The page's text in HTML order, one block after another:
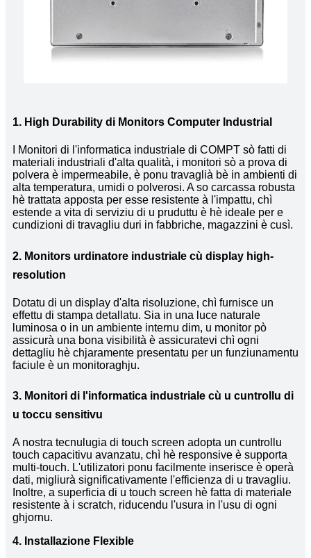
1. High Durability di Monitors Computer Industrial
I Monitori di l'informatica industriale di COMPT sò fatti di
materiali industriali d'alta qualità, i monitori sò a prova di
polvera è impermeabile, è ponu travaglià bè in ambienti di
alta temperatura, umidi o polverosi. A so carcassa robusta
hè trattata apposta per esse resistente à l'impattu, chì
estende a vita di serviziu di u pruduttu è hè ideale per e
cundizioni di travagliu duri in fabbriche, magazzini è cusì.
2. Monitors urdinatore industriale cù display high-
resolution
Dotatu di un display d'alta risoluzione, chì furnisce un
effettu di stampa detallatu. Sia in una luce naturale
luminosa o in un ambiente internu dim, u monitor pò
assicurà una bona visibilità è assicuratevi chì ogni
dettagliu hè chjaramente presentatu per un funziunamentu
faciule è un monitoraghju.
3. Monitori di l'informatica industriale cù u cuntrollu di
u toccu sensitivu
A nostra tecnulugia di touch screen adopta un cuntrollu
touch capacitivu avanzatu, chì hè responsive è supporta
multi-touch. L'utilizatori ponu facilmente inserisce è operà
dati, migliurà significativamente l'efficienza di u travagliu.
Inoltre, a superficia di u touch screen hè fatta di materiale
resistente à i scratch, riducendu l'usura in l'usu di ogni
ghjornu.
4. Installazione Flexible